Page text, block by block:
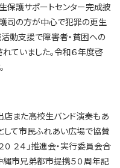
保護サポートセンター完成披
司の方が中心で犯罪の更生
動支援で障害者・貧困への
ていました。令和６年度啓
また高校生バンド演奏もあ
して市民ふれあい広場で協賛
０ ２４」推進会・実行委員会合
縄市兄弟都市提携５０周年記